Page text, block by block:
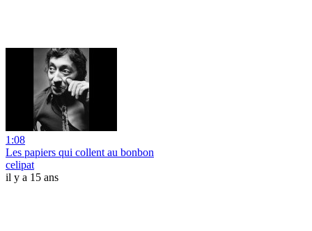
1:08
Les papiers qui collent au bonbon
celipat
il y a 15 ans